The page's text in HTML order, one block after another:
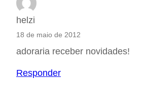
helzi
18 de maio de 2012
adoraria receber novidades!
Responder